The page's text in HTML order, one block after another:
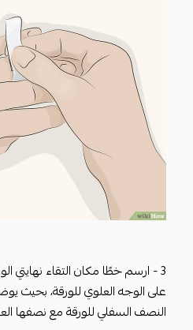
3 - ارسم خطًا مكان التقاء
على الوجه العلوي للورقة، بحيث
النصف السفلي للورقة مع نصفها